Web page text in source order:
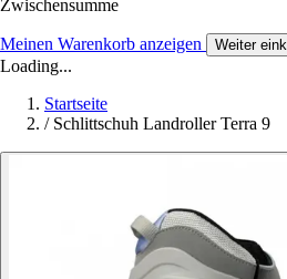
Zwischensumme
Meinen Warenkorb anzeigen Weiter
Loading...
Startseite
/ Schlittschuh Landroller Terra 9